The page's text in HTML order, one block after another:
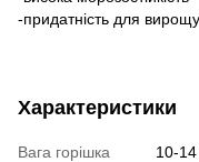
-придатність для
Характеристики
Вага горішка
10-14